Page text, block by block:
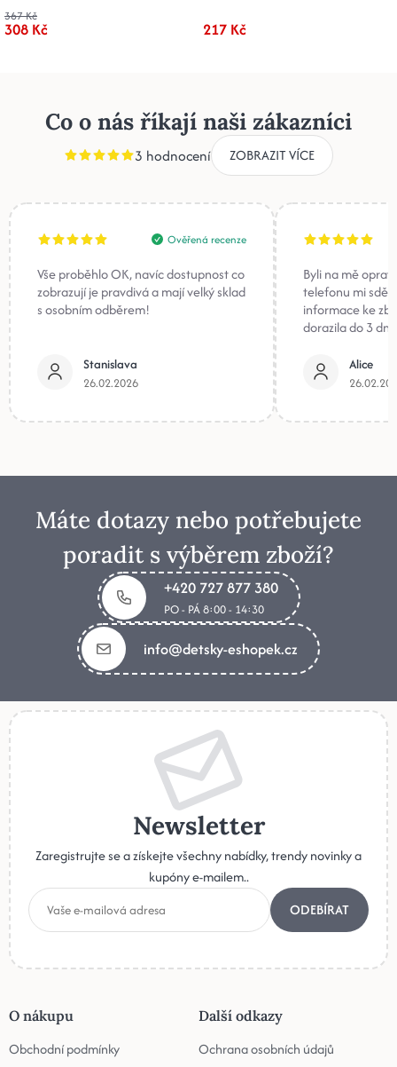
367 Kč
308 Kč 217 Kč
Co o nás říkají naši zákazníci
3 hodnocení ZOBRAZIT VÍCE
Ověřená recenze
Vše proběhlo OK, navíc dostupnost co
zobrazují je pravdivá a mají velký sklad
s osobním odběrem!
Stanislava
26.02.2026
Byli na mě
telefonu mi
informace ke
dorazila do 3
Alice
Máte dotazy nebo potřebujete
poradit s výběrem zboží?
+420 727 877 380
PO - PÁ 8:00 - 14:30
info@detsky-eshopek.cz
Newsletter
Zaregistrujte se a získejte všechny nabídky, trendy novinky a
kupóny e-mailem..
ODEBÍRAT
O nákupu
Obchodní podmínky
Další odkazy
Ochrana osobních údajů